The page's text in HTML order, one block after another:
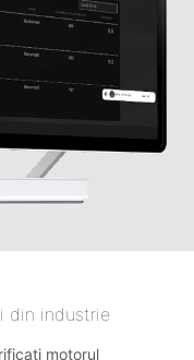
din industrie
motorul